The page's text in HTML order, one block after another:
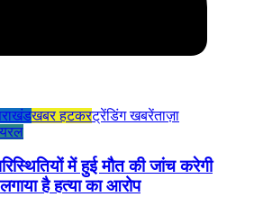
खबर हटकरट्रेंडिंग खबरेंताज़ा
में हुई मौत की जांच करेगी
है हत्या का आरोप